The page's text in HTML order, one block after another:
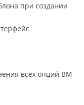
при создании
всех опций ВМ